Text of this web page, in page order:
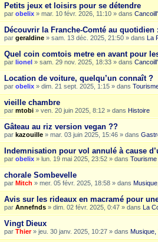
Petits jeux et loisirs pour se détendre
par obelix » mar. 10 févr. 2026, 11:10 » dans
Découvrir la Franche-Comté au
par geraldine » sam. 13 déc. 2025, 21:50 » dans La
Quel coin comtois metre en avant pour
par lionel » sam. 29 nov. 2025, 18:33 » dans
Location de voiture, quelqu’un connaît ?
par obelix » dim. 21 sept. 2025, 1:15 » dans
vieille chambre
par mtobi » ven. 20 juin 2025, 8:12 » dans Histoire
Gâteau au riz version vegan ??
par kazouille » mar. 03 juin 2025, 15:46 » dans
Indemnisation pour vol annulé à cause
par obelix » lun. 19 mai 2025, 23:52 » dans Tourisme
chorale Sombevelle
par Mitch » mer. 05 févr. 2025, 18:58 » dans
Avis sur les rideaux en macramé pour
par Annefnds » dim. 02 févr. 2025, 0:47 » dans La
Vingt Dieux
par Thier» jeu. 30 janv. 2025, 10:27 » dans Musique,